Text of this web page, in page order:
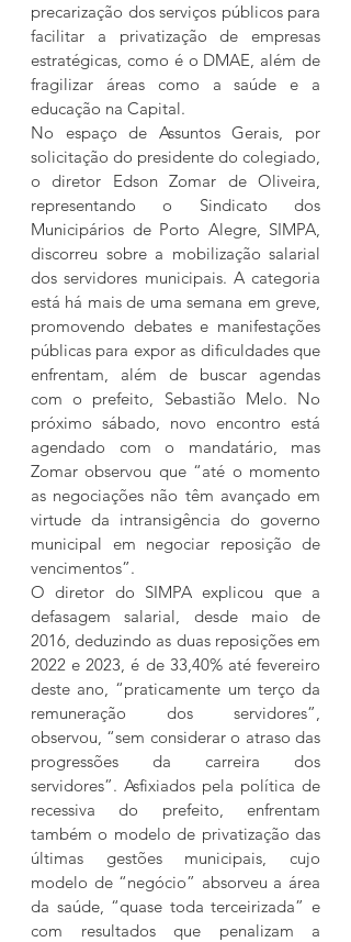
precarização dos serviços públicos para
facilitar a privatização de empresas
estratégicas, como é o DMAE, além de
fragilizar áreas como a saúde e a
educação na Capital.
No espaço de Assuntos Gerais, por
solicitação do presidente do colegiado,
o diretor Edson Zomar de Oliveira,
representando o Sindicato dos
Municipários de Porto Alegre, SIMPA,
discorreu sobre a mobilização salarial
dos servidores municipais. A categoria
está há mais de uma semana em greve,
promovendo debates e manifestações
públicas para expor as dificuldades que
enfrentam, além de buscar agendas
com o prefeito, Sebastião Melo. No
próximo sábado, novo encontro está
agendado com o mandatário, mas
Zomar observou que “até o momento
as negociações não têm avançado em
virtude da intransigência do governo
municipal em negociar reposição de
vencimentos”.
O diretor do SIMPA explicou que a
defasagem salarial, desde maio de
2016, deduzindo as duas reposições em
2022 e 2023, é de 33,40% até fevereiro
deste ano, “praticamente um terço da
remuneração dos servidores”,
observou, “sem considerar o atraso das
progressões da carreira dos
servidores”. Asfixiados pela política de
recessiva do prefeito, enfrentam
também o modelo de privatização das
últimas gestões municipais, cujo
modelo de “negócio” absorveu a área
da saúde, “quase toda terceirizada” e
com resultados que penalizam a